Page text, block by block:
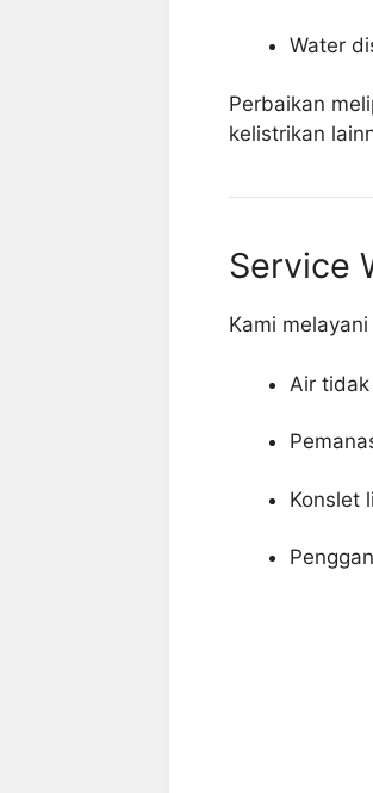
Water
Perbaikan
kelistrikan
Service
Kami melayani
Air
Konslet